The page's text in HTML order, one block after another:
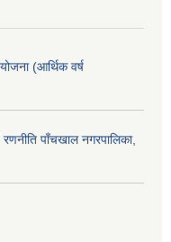
(आर्थिक वर्ष
पाँचखाल नगरपालिका,